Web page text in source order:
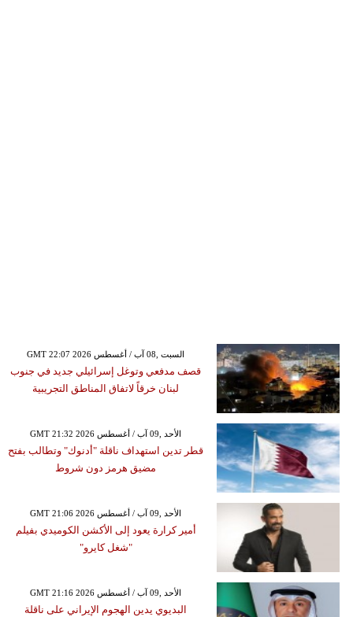
GMT 22:07 2026 السبت ,08 آب / أغسطس
قصف مدفعي وتوغل إسرائيلي جديد في جنوب
لبنان خرقاً لاتفاق المناطق التجريبية
GMT 21:32 2026 الأحد ,09 آب / أغسطس
قطر تدين استهداف ناقلة "أدنوك" وتطالب بفتح
مضيق هرمز دون شروط
GMT 21:06 2026 الأحد ,09 آب / أغسطس
أمير كرارة يعود إلى الأكشن الكوميدي بفيلم
"شغل كايرو"
GMT 21:16 2026 الأحد ,09 آب / أغسطس
البديوي يدين الهجوم الإيراني على ناقلة